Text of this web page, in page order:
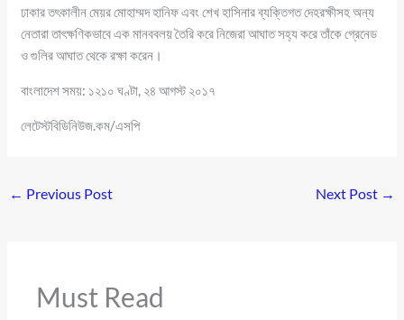
ঢাকার তৎকালীন মেয়র মোহাম্মদ হানিফ এবং শেখ হাসিনার ব্যক্তিগত দেহরক্ষীসহ অন্য
নেতারা তাৎক্ষণিকভাবে এক মানববলয় তৈরি করে নিজেরা আঘাত সহ্য করে তাঁকে গ্রেনেড
ও গুলির আঘাত থেকে রক্ষা করেন।
বাংলাদেশ সময়: ১২১০ ঘণ্টা, ২৪ আগস্ট ২০১৭
লেটেস্টবিডিনিউজ.কম/এসপি
← Previous Post Next Post →
Must Read